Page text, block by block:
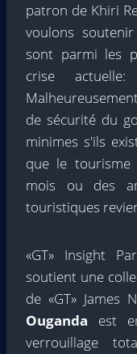
patron de Khiri
voulons
sont parmi les
crise
de sécurité du
minimes s'ils
que le
mois ou des
touristiques
«GT» Insight
soutient une
de «GT» James
Ouganda est
verrouillage